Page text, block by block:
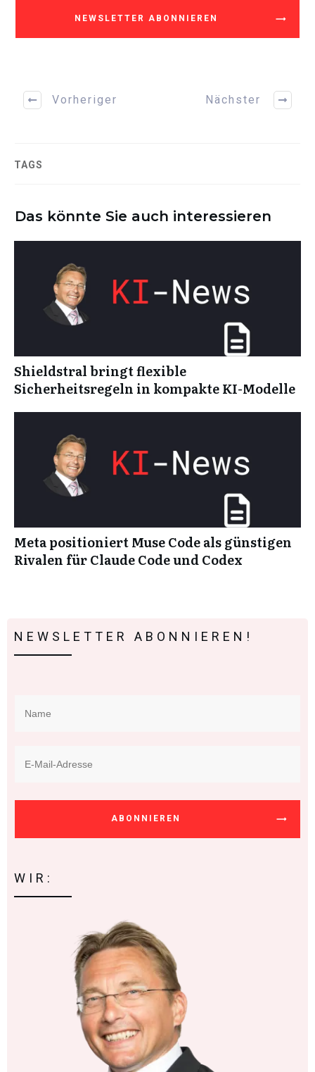
NEWSLETTER ABONNIEREN
Vorheriger Nächster
TAGS
Das könnte Sie auch interessieren
Shieldstral bringt flexible
Sicherheitsregeln in kompakte KI-Modelle
Meta positioniert Muse Code als günstigen
Rivalen für Claude Code und Codex
NEWSLETTER ABONNIEREN!
ABONNIEREN
WIR: